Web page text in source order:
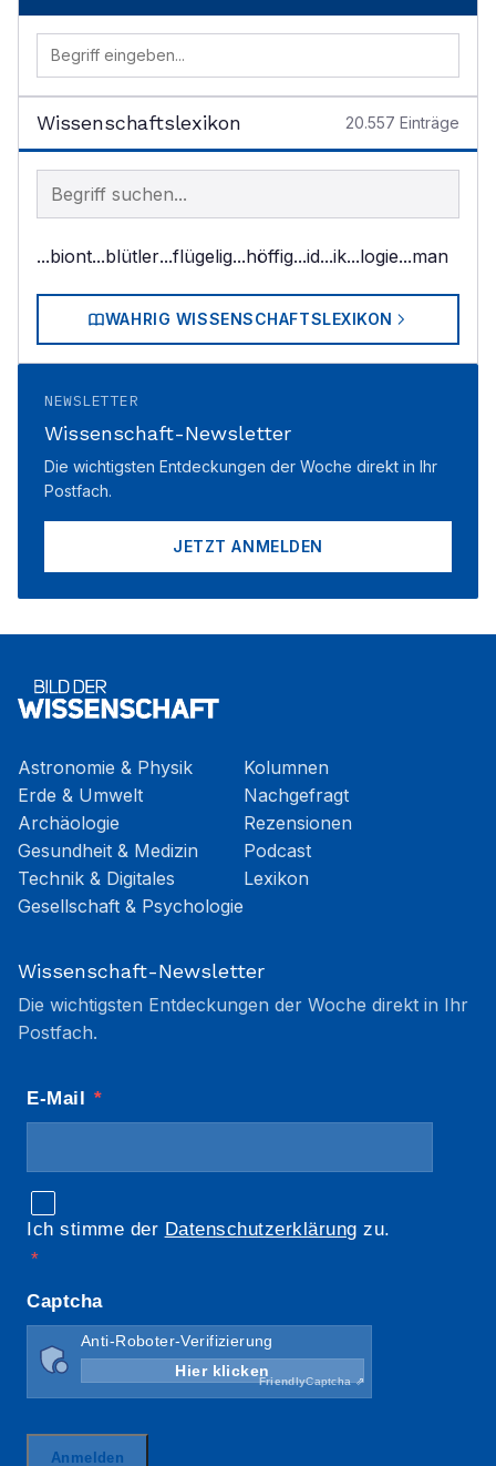
Wissenschaftslexikon 20.557 Einträge
Begriff im Lexikon suchen
...biont...blütler...flügelig...höffig...id...ik...logie...man
WAHRIG WISSENSCHAFTSLEXIKON
NEWSLETTER
Wissenschaft-Newsletter
Die wichtigsten Entdeckungen der Woche direkt in Ihr
Postfach.
JETZT ANMELDEN
Astronomie & Physik
Erde & Umwelt
Archäologie
Gesundheit & Medizin
Technik & Digitales
Gesellschaft & Psychologie
Kolumnen
Nachgefragt
Rezensionen
Podcast
Lexikon
Wissenschaft-Newsletter
Die wichtigsten Entdeckungen der Woche direkt in Ihr
Postfach.